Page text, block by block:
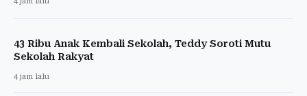
43 Ribu Anak Kembali Sekolah, Teddy Soroti Mutu
Sekolah Rakyat
4 jam lalu